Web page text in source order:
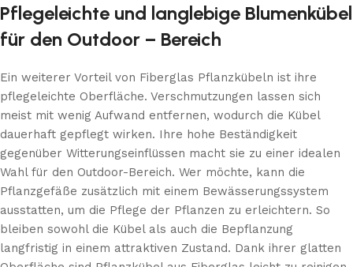
Pflegeleichte und langlebige Blumenkübel
für den Outdoor – Bereich
Ein weiterer Vorteil von Fiberglas Pflanzkübeln ist ihre
pflegeleichte Oberfläche. Verschmutzungen lassen sich
meist mit wenig Aufwand entfernen, wodurch die Kübel
dauerhaft gepflegt wirken. Ihre hohe Beständigkeit
gegenüber Witterungseinflüssen macht sie zu einer idealen
Wahl für den Outdoor-Bereich. Wer möchte, kann die
Pflanzgefäße zusätzlich mit einem Bewässerungssystem
ausstatten, um die Pflege der Pflanzen zu erleichtern. So
bleiben sowohl die Kübel als auch die Bepflanzung
langfristig in einem attraktiven Zustand. Dank ihrer glatten